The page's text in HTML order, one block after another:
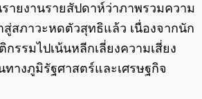
รายงานรายสัปดาห์ว่าภาพรวมความ
สู่สภาวะหดตัวสุทธิแล้ว เนื่องจากนัก
กรรมไปเน้นหลีกเลี่ยงความเสี่ยง
างภูมิรัฐศาสตร์และเศรษฐกิจ